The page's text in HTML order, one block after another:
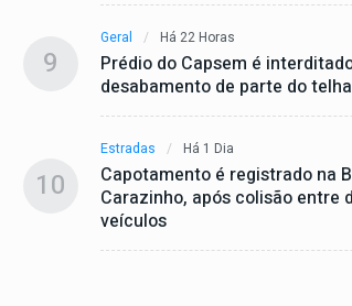
9
Geral Há 22 Horas
Prédio do Capsem é
desabamento de parte do
10
Estradas Há 1 Dia
Capotamento é registrado na
Carazinho, após colisão entre
veículos